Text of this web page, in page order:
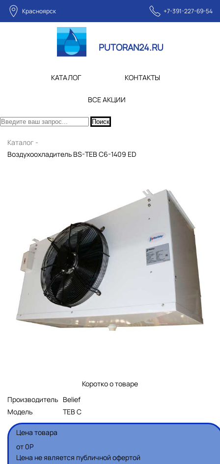
Красноярск +7-391-227-69-54
PUTORAN24.RU
КАТАЛОГ КОНТАКТЫ
ВСЕ АКЦИИ
Поиск
Каталог -
Воздухоохладитель BS-TEB C6-1409 ED
Коротко о товаре
Производитель Belief
Модель
TEB C
Цена товара
от 0Р
Цена не является публичной офертой